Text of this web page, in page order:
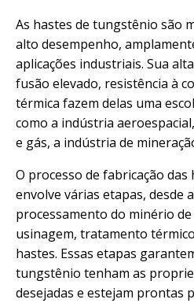
As hastes de tungstênio são
alto desempenho,
aplicações industriais. Sua
fusão elevado, resistência à
térmica fazem delas uma
como a indústria
e gás, a indústria de
O processo de fabricação
envolve várias etapas, desde
processamento do minério
usinagem, tratamento
hastes. Essas etapas
tungstênio tenham as
desejadas e estejam prontas